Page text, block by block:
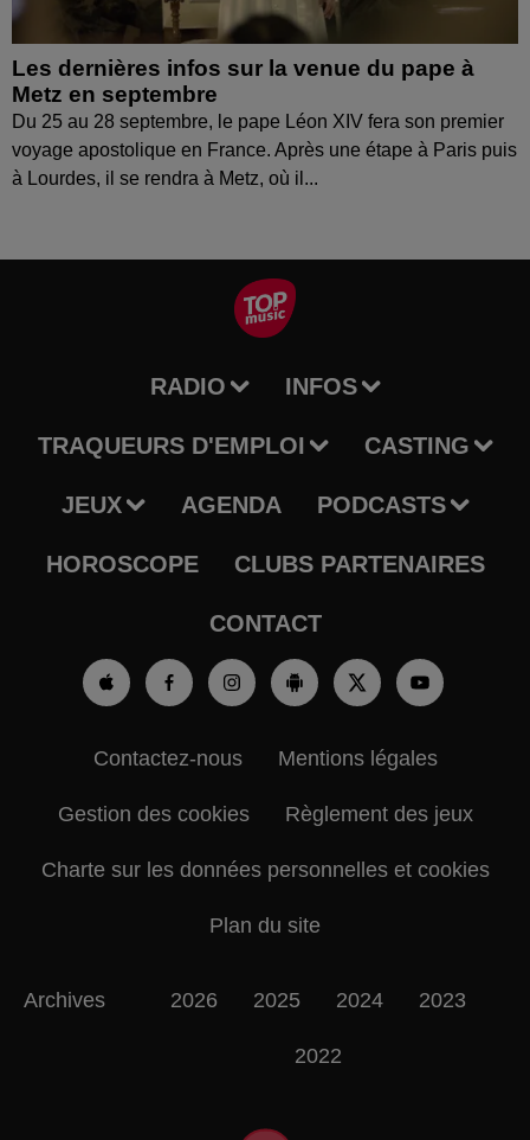
Les dernières infos sur la venue du pape à
Metz en septembre
Du 25 au 28 septembre, le pape Léon XIV fera son premier
voyage apostolique en France. Après une étape à Paris puis
à Lourdes, il se rendra à Metz, où il...
RADIO INFOS
TRAQUEURS D'EMPLOI CASTING
JEUX AGENDA PODCASTS
HOROSCOPE CLUBS PARTENAIRES
CONTACT
Contactez-nous Mentions légales
Gestion des cookies Règlement des jeux
Charte sur les données personnelles et cookies
Plan du site
Archives 2026 2025 2024 2023
2022